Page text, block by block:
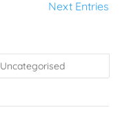
Next Entries
Uncategorised